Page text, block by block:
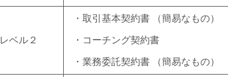
レベル２
・取引基本契約書 （簡易なもの）
・コーチング契約書
・業務委託契約書 （簡易なもの）